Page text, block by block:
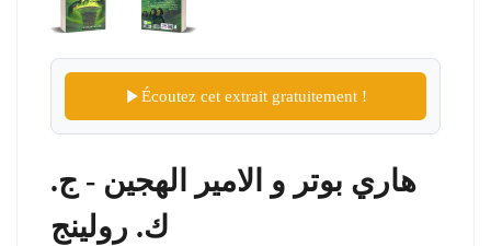
Écoutez cet extrait gratuitement !
هاري بوتر و الامير الهجين - ج.
ك. رولينج